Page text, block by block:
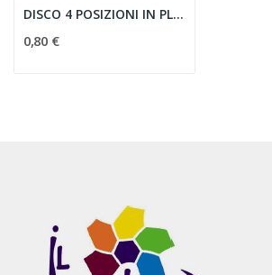
DISCO 4 POSIZIONI IN PLASTICA ø 7,5 CM
0,80 €